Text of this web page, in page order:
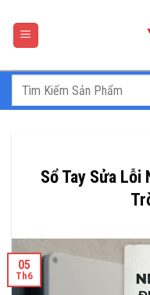
content
Sổ Tay Sửa
05
Th6